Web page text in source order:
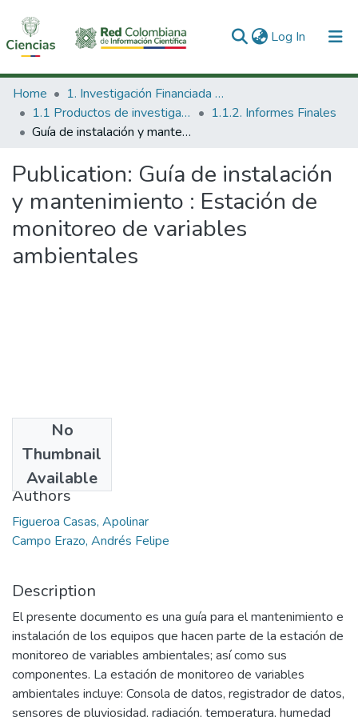
Log In (current)
Communities & Collections
All of DSpace
Home
1. Investigación Financiada con Recursos Públicos
1.1 Productos de investigación
1.1.2. Informes Finales
Guía de instalación y mantenimiento : Estación de monitoreo de variables ambientales
Publication: Guía de instalación
y mantenimiento : Estación de
monitoreo de variables
ambientales
No
Thumbnail
Available
2014
Authors
Figueroa Casas, Apolinar
Campo Erazo, Andrés Felipe
Description
El presente documento es una guía para el mantenimiento e
instalación de los equipos que hacen parte de la estación de
monitoreo de variables ambientales; así como sus
componentes. La estación de monitoreo de variables
ambientales incluye: Consola de datos, registrador de datos,
sensores de pluviosidad, radiación, temperatura, humedad